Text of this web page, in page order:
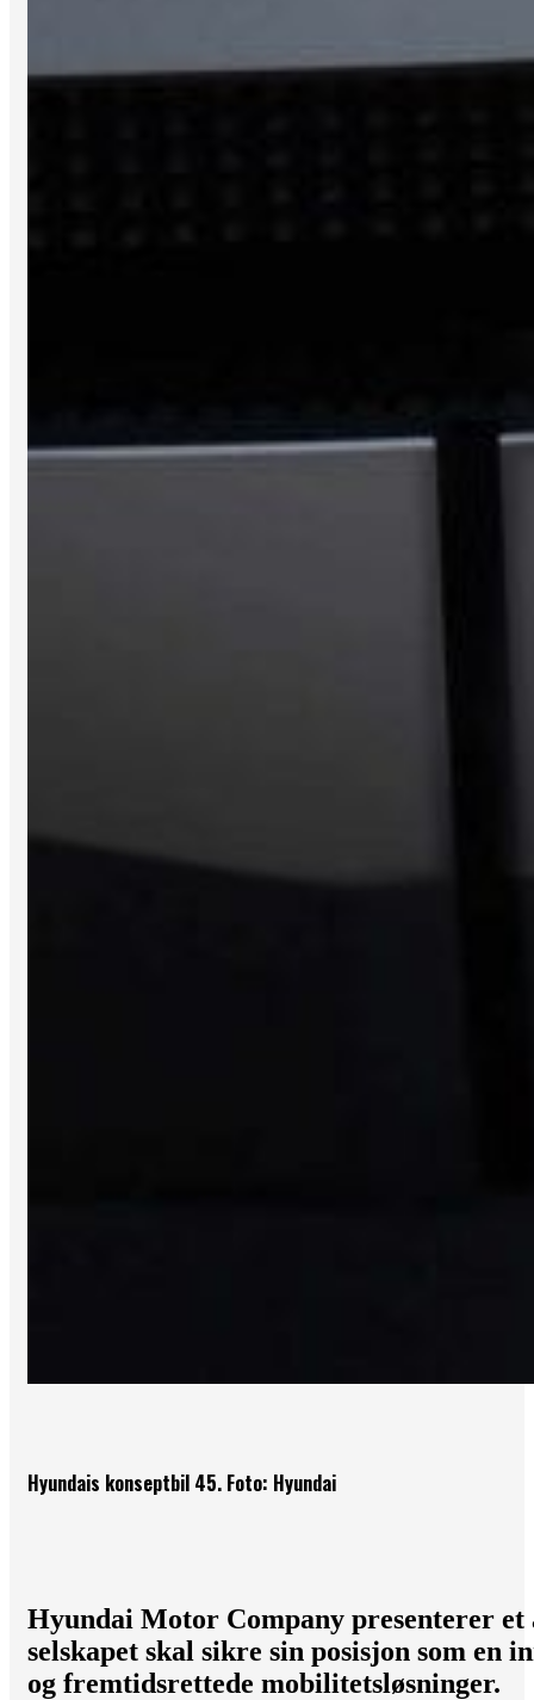
Hyundais konseptbil 45. Foto: Hyundai
Hyundai Motor Company presenterer
selskapet skal sikre sin posisjon som en
og fremtidsrettede mobilitetsløsninger.